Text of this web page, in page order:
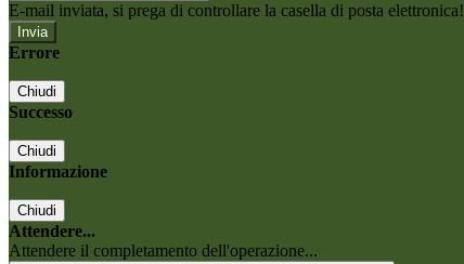
E-mail inviata, si prega di controllare la casella di posta elettronica!
Errore
Chiudi
Successo
Chiudi
Informazione
Chiudi
Attendere...
Attendere il completamento dell'operazione...